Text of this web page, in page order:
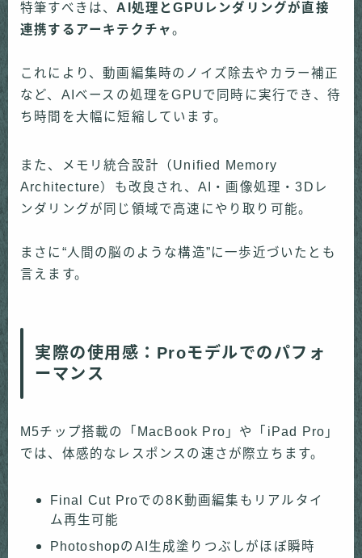
特筆すべきは、AI処理とGPUレンダリングが直接
連携するアーキテクチャ。
これにより、動画編集時のノイズ除去やカラー補正
など、AIベースの処理をGPUで同時に実行でき、待
ち時間を大幅に短縮しています。
また、メモリ統合設計（Unified Memory
Architecture）も改良され、AI・画像処理・3Dレ
ンダリングが同じ領域で高速にやり取り可能。
まさに“人間の脳のような構造”に一歩近づいたとも
言えます。
実際の使用感：Proモデルでのパフォ
ーマンス
M5チップ搭載の「MacBook Pro」や「iPad Pro」
では、体感的なレスポンスの速さが際立ちます。
Final Cut Proでの8K動画編集もリアルタイ
ム再生可能
PhotoshopのAI生成塗りつぶしがほぼ瞬時